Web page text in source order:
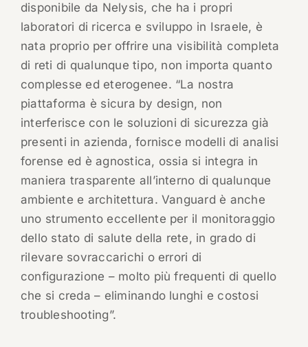
disponibile da Nelysis, che ha i propri
laboratori di ricerca e sviluppo in Israele, è
nata proprio per offrire una visibilità completa
di reti di qualunque tipo, non importa quanto
complesse ed eterogenee. “La nostra
piattaforma è sicura by design, non
interferisce con le soluzioni di sicurezza già
presenti in azienda, fornisce modelli di analisi
forense ed è agnostica, ossia si integra in
maniera trasparente all’interno di qualunque
ambiente e architettura. Vanguard è anche
uno strumento eccellente per il monitoraggio
dello stato di salute della rete, in grado di
rilevare sovraccarichi o errori di
configurazione – molto più frequenti di quello
che si creda – eliminando lunghi e costosi
troubleshooting”.